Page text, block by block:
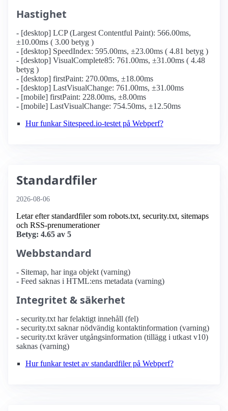
Hastighet
- [desktop] LCP (Largest Contentful Paint): 566.00ms,
±10.00ms ( 3.00 betyg )
- [desktop] SpeedIndex: 595.00ms, ±23.00ms ( 4.81 betyg )
- [desktop] VisualComplete85: 761.00ms, ±31.00ms ( 4.48
betyg )
- [desktop] firstPaint: 270.00ms, ±18.00ms
- [desktop] LastVisualChange: 761.00ms, ±31.00ms
- [mobile] firstPaint: 228.00ms, ±8.00ms
- [mobile] LastVisualChange: 754.50ms, ±12.50ms
Hur funkar Sitespeed.io-testet på Webperf?
Standardfiler
2026-08-06
Letar efter standardfiler som robots.txt, security.txt, sitemaps
och RSS-prenumerationer
Betyg: 4.65 av 5
Webbstandard
- Sitemap, har inga objekt (varning)
- Feed saknas i HTML:ens metadata (varning)
Integritet & säkerhet
- security.txt har felaktigt innehåll (fel)
- security.txt saknar nödvändig kontaktinformation (varning)
- security.txt kräver utgångsinformation (tillägg i utkast v10)
saknas (varning)
Hur funkar testet av standardfiler på Webperf?